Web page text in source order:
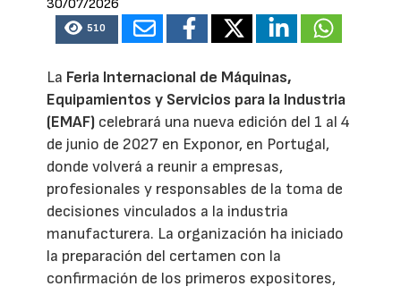
30/07/2026
510
La Feria Internacional de Máquinas,
Equipamientos y Servicios para la Industria
(EMAF) celebrará una nueva edición del 1 al 4
de junio de 2027 en Exponor, en Portugal,
donde volverá a reunir a empresas,
profesionales y responsables de la toma de
decisiones vinculados a la industria
manufacturera. La organización ha iniciado
la preparación del certamen con la
confirmación de los primeros expositores,